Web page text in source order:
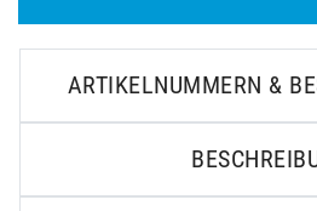
ARTIKELNUMMERN &